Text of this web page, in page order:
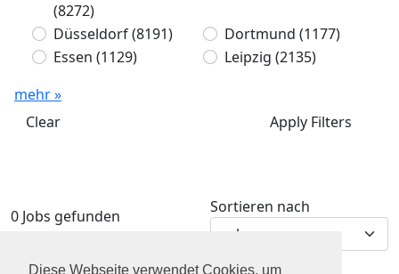
Diese Webseite verwendet Cookies, um
(8272)
Düsseldorf(8191) Dortmund (1177)
Essen (1129) Leipzig (2135)
mehr »
Clear
Apply Filters
0 Jobs gefunden Sortieren nach